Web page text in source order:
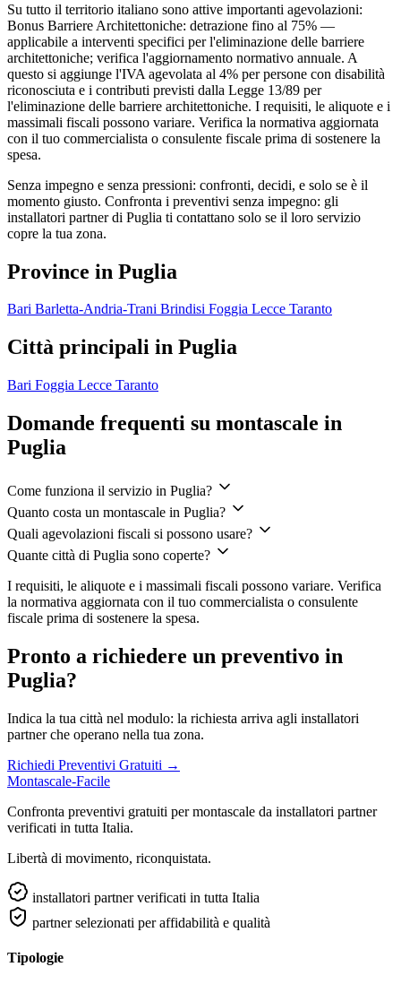
Su tutto il territorio italiano sono attive importanti agevolazioni:
Bonus Barriere Architettoniche: detrazione fino al 75% —
applicabile a interventi specifici per l'eliminazione delle barriere
architettoniche; verifica l'aggiornamento normativo annuale. A
questo si aggiunge l'IVA agevolata al 4% per persone con disabilità
riconosciuta e i contributi previsti dalla Legge 13/89 per
l'eliminazione delle barriere architettoniche. I requisiti, le aliquote e i
massimali fiscali possono variare. Verifica la normativa aggiornata
con il tuo commercialista o consulente fiscale prima di sostenere la
spesa.
Senza impegno e senza pressioni: confronti, decidi, e solo se è il
momento giusto. Confronta i preventivi senza impegno: gli
installatori partner di Puglia ti contattano solo se il loro servizio
copre la tua zona.
Province in Puglia
Bari Barletta-Andria-Trani Brindisi Foggia Lecce Taranto
Città principali in Puglia
Bari Foggia Lecce Taranto
Domande frequenti su montascale in
Puglia
Come funziona il servizio in Puglia?
Quanto costa un montascale in Puglia?
Quali agevolazioni fiscali si possono usare?
Quante città di Puglia sono coperte?
I requisiti, le aliquote e i massimali fiscali possono variare. Verifica
la normativa aggiornata con il tuo commercialista o consulente
fiscale prima di sostenere la spesa.
Pronto a richiedere un preventivo in
Puglia?
Indica la tua città nel modulo: la richiesta arriva agli installatori
partner che operano nella tua zona.
Richiedi Preventivi Gratuiti →
Montascale-Facile
Confronta preventivi gratuiti per montascale da installatori partner
verificati in tutta Italia.
Libertà di movimento, riconquistata.
installatori partner verificati in tutta Italia
partner selezionati per affidabilità e qualità
Tipologie